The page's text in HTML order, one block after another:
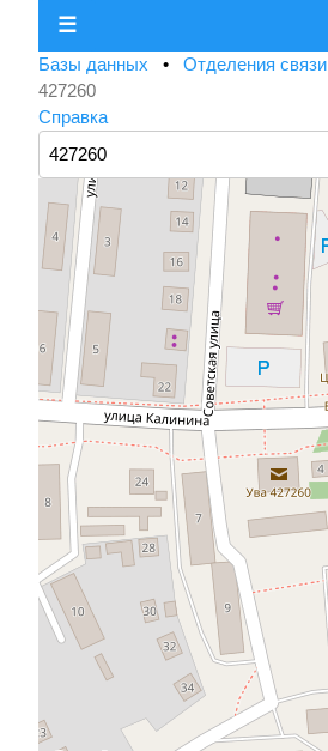
☰
Базы данных • Отделения связи
427260
Справка